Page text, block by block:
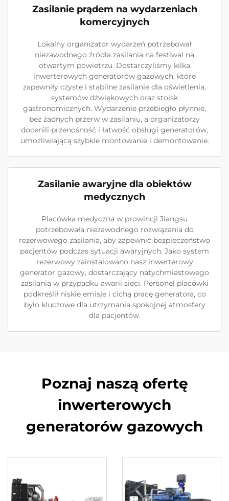
Zasilanie prądem na wydarzeniach
komercyjnych
Lokalny organizator wydarzeń potrzebował
niezawodnego źródła zasilania na festiwal na
otwartym powietrzu. Dostarczyliśmy kilka
inwerterowych generatorów gazowych, które
zapewniły czyste i stabilne zasilanie dla oświetlenia,
systemów dźwiękowych oraz stoisk
gastronomicznych. Wydarzenie przebiegło płynnie,
bez żadnych przerw w zasilaniu, a organizatorzy
docenili przenośność i łatwość obsługi generatorów,
umożliwiającą szybkie montowanie i demontowanie.
Zasilanie awaryjne dla obiektów
medycznych
Placówka medyczna w prowincji Jiangsu
potrzebowała niezawodnego rozwiązania do
rezerwowego zasilania, aby zapewnić bezpieczeństwo
pacjentów podczas sytuacji awaryjnych. Jako system
rezerwowy zainstalowano nasz inwerterowy
generator gazowy, dostarczający natychmiastowego
zasilania w przypadku awarii sieci. Personel placówki
podkreślił niskie emisje i cichą pracę generatora, co
było kluczowe dla utrzymania spokojnej atmosfery
dla pacjentów.
Poznaj naszą ofertę
inwerterowych
generatorów gazowych